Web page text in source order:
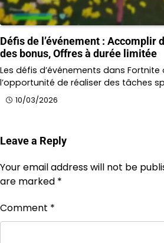
Défis de l’événement : Accomplir
des bonus, Offres à durée limitée
Les défis d’événements dans
l’opportunité de réaliser des tâches
10/03/2026
Leave a Reply
Your email address will not be
are marked *
Comment *